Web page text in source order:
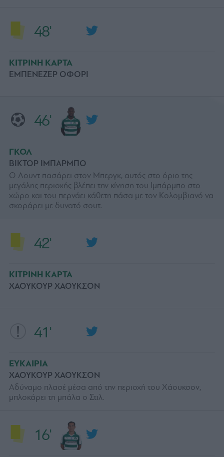
16'
41'
ΕΥΚΑΙΡΙΑ
ΧΑΟΥΚΟΥΡ ΧΑΟΥΚΣΟΝ
Αδύναμο πλασέ μέσα από την περιοχή του Χάουκσον,
μπλοκάρει τη μπάλα ο Στιλ.
42'
ΚΙΤΡΙΝΗ ΚΑΡΤΑ
ΧΑΟΥΚΟΥΡ ΧΑΟΥΚΣΟΝ
46'
ΓΚΟΛ
ΒΙΚΤΟΡ ΙΜΠΑΡΜΠΟ
Ο Λουντ πασάρει στον Μπεργκ, αυτός στο όριο της
μεγάλης περιοχής βλέπει την κίνηση του Ιμπάρμπο στο
χώρο και του περνάει κάθετη πάσα με τον Κολομβιανό να
σκοράρει με δυνατό σουτ.
48'
ΚΙΤΡΙΝΗ ΚΑΡΤΑ
ΕΜΠΕΝΕΖΕΡ ΟΦΟΡΙ